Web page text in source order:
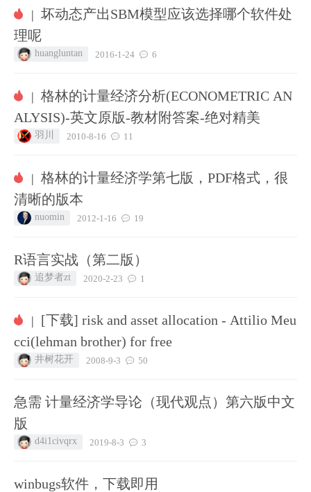
| 坏动态产出SBM模型应该选择哪个软件处
理呢
huangluntan 2016-1-24 6
| 格林的计量经济分析(ECONOMETRIC AN
ALYSIS)-英文原版-教材附答案-绝对精美
羽川 2010-8-16 11
| 格林的计量经济学第七版，PDF格式，很
清晰的版本
nuomin 2012-1-16 19
R语言实战（第二版）
追梦者zt 2020-2-23 1
| [下载] risk and asset allocation - Attilio Meu
cci(lehman brother) for free
井树花开 2008-9-3 50
急需 计量经济学导论（现代观点）第六版中文
版
d4i1civqrx 2019-8-3 3
winbugs软件，下载即用